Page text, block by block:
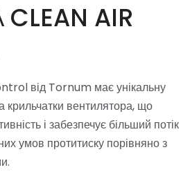
AIR
від Tornum має унікальну
крильчатки вентилятора, що
і забезпечує більший потік
умов протитиску порівняно з